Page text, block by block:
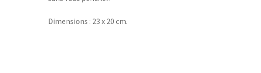
Dimensions : 23 x 20 cm.